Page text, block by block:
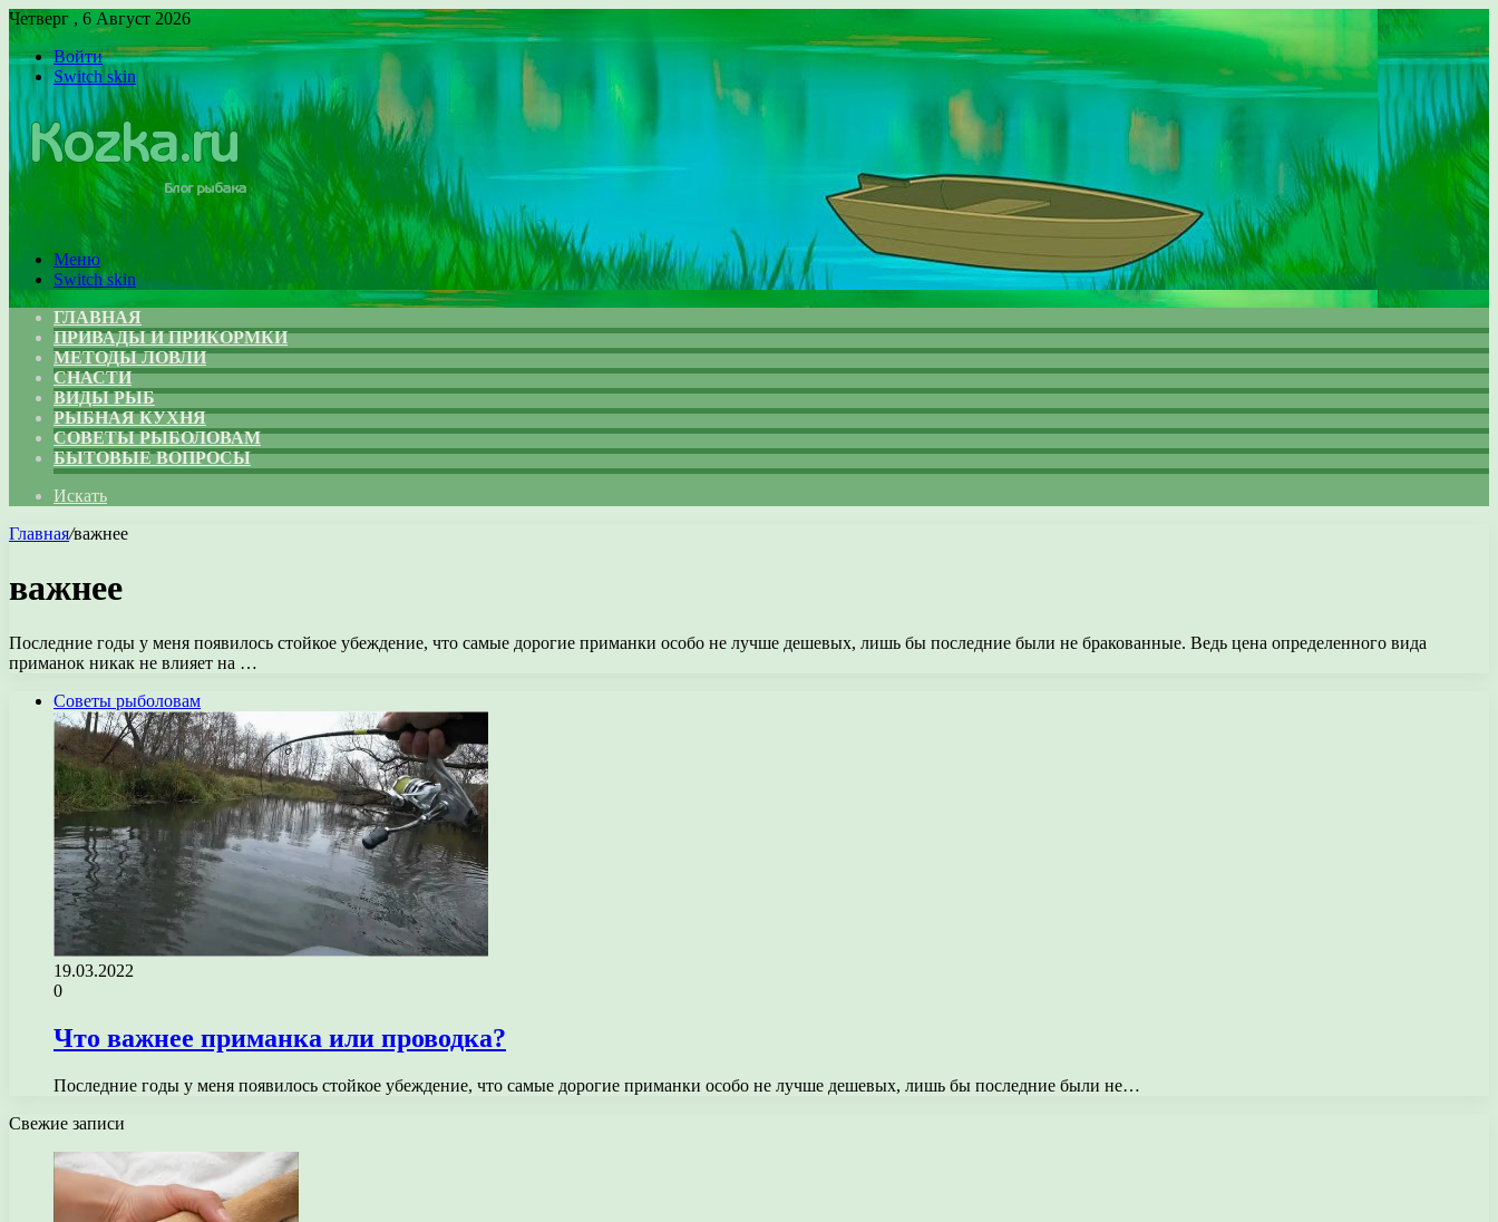
Четверг , 6 Август 2026
Войти
Switch skin
Меню
Switch skin
ГЛАВНАЯ
ПРИВАДЫ И ПРИКОРМКИ
МЕТОДЫ ЛОВЛИ
СНАСТИ
ВИДЫ РЫБ
РЫБНАЯ КУХНЯ
СОВЕТЫ РЫБОЛОВАМ
БЫТОВЫЕ ВОПРОСЫ
Искать
Главная/важнее
важнее
Последние годы у меня появилось стойкое убеждение, что самые дорогие приманки особо не лучше дешевых, лишь бы последние были не бракованные. Ведь цена определенного вида
приманок никак не влияет на …
Советы рыболовам
19.03.2022
0
Что важнее приманка или проводка?
Последние годы у меня появилось стойкое убеждение, что самые дорогие приманки особо не лучше дешевых, лишь бы последние были не…
Свежие записи